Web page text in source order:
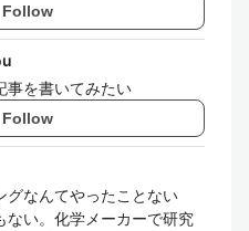
Follow
事を書いてみたい
Follow
グなんてやったことない
ない。化学メーカーで研究